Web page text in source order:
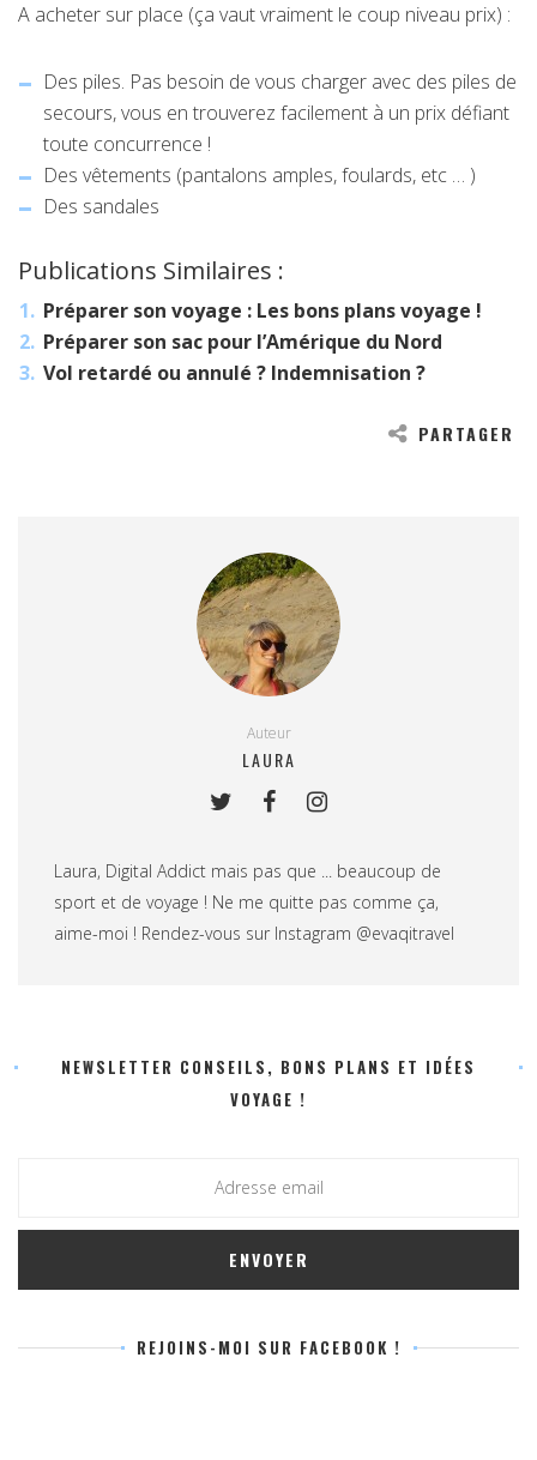
A acheter sur place (ça vaut vraiment le coup niveau prix) :
Des piles. Pas besoin de vous charger avec des piles de
secours, vous en trouverez facilement à un prix défiant
toute concurrence !
Des vêtements (pantalons amples, foulards, etc … )
Des sandales
Publications Similaires :
Préparer son voyage : Les bons plans voyage !
Préparer son sac pour l’Amérique du Nord
Vol retardé ou annulé ? Indemnisation ?
PARTAGER
Auteur
LAURA
Laura, Digital Addict mais pas que ... beaucoup de
sport et de voyage ! Ne me quitte pas comme ça,
aime-moi ! Rendez-vous sur Instagram @evaqitravel
NEWSLETTER CONSEILS, BONS PLANS ET IDÉES
VOYAGE !
REJOINS-MOI SUR FACEBOOK !